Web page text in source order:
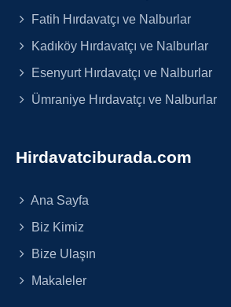
Fatih Hırdavatçı ve Nalburlar
Kadıköy Hırdavatçı ve Nalburlar
Esenyurt Hırdavatçı ve Nalburlar
Ümraniye Hırdavatçı ve Nalburlar
Hirdavatciburada.com
Ana Sayfa
Biz Kimiz
Bize Ulaşın
Makaleler